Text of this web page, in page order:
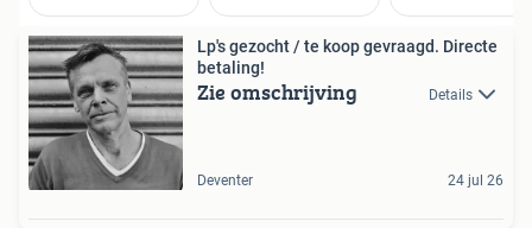
Lp's gezocht / te koop gevraagd. Directe
betaling!
Zie omschrijving Details
Deventer 24 jul 26